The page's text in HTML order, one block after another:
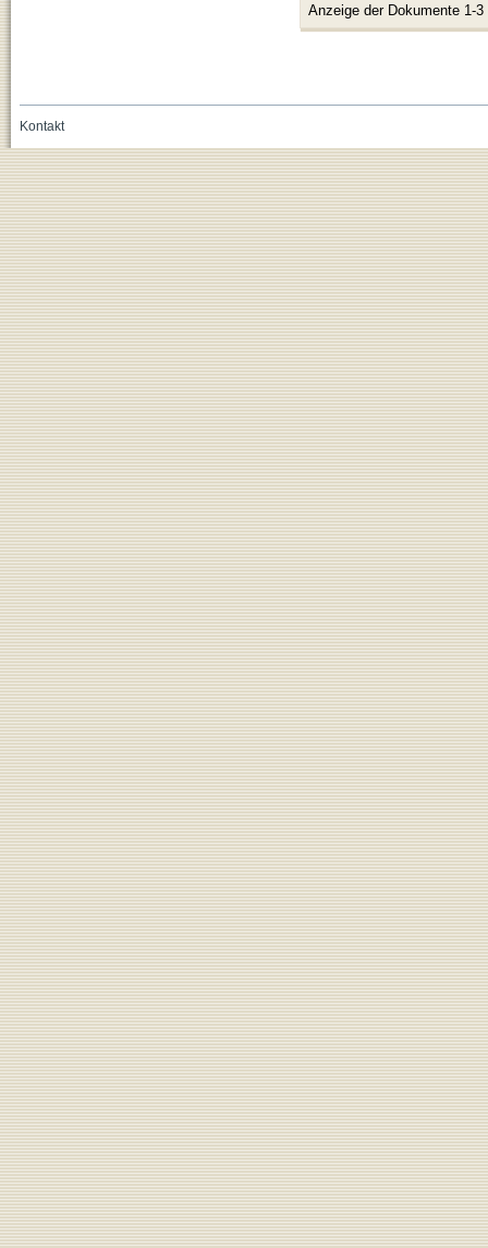
Anzeige der Dokumente 1-3
Kontakt